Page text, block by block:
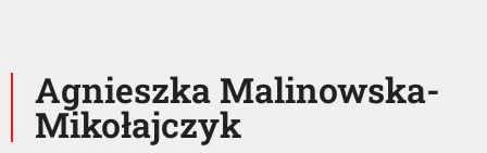
Agnieszka Malinowska-
Mikołajczyk